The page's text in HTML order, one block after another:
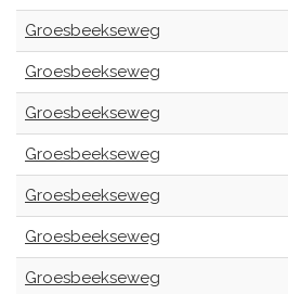
Groesbeekseweg
Groesbeekseweg
Groesbeekseweg
Groesbeekseweg
Groesbeekseweg
Groesbeekseweg
Groesbeekseweg